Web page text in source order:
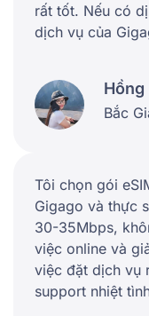
rất tốt. Nếu có
dịch vụ của
Hồng
Bắc
Tôi chọn gói
Gigago và thực
30-35Mbps,
việc online và
việc đặt dịch vụ
support nhiệt